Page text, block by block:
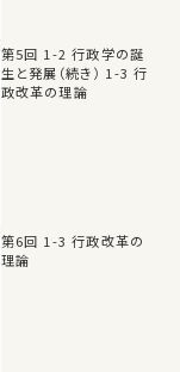
第5回 1-2 行政学の誕
生と発展（続き） 1-3 行
政改革の理論
第6回 1-3 行政改革の
理論